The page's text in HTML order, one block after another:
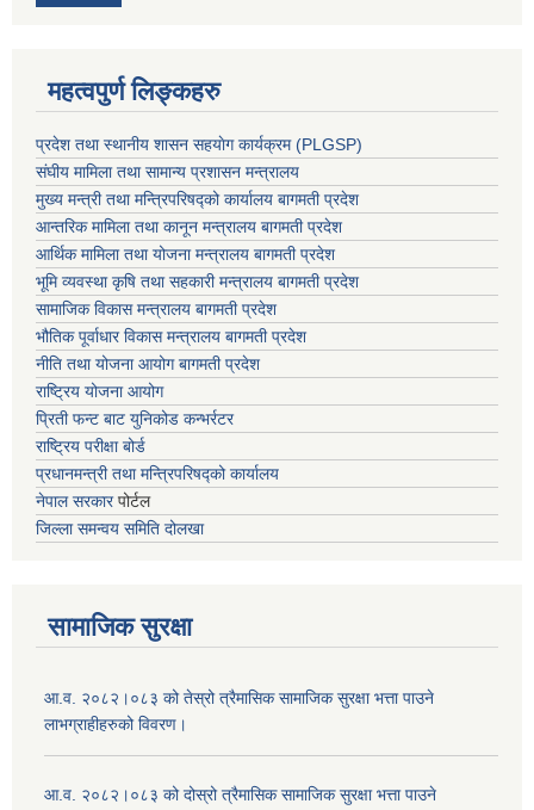
महत्वपुर्ण लिङ्कहरु
प्रदेश तथा स्थानीय शासन सहयाेग कार्यक्रम (PLGSP)
संघीय मामिला तथा सामान्य प्रशासन मन्त्रालय
मुख्य मन्त्री तथा मन्त्रिपरिषद्को कार्यालय बागमती प्रदेश
आन्तरिक मामिला तथा कानून मन्त्रालय बागमती प्रदेश
आर्थिक मामिला तथा योजना मन्त्रालय बागमती प्रदेश
भूमि व्यवस्था कृषि तथा सहकारी मन्त्रालय बागमती प्रदेश
सामाजिक विकास मन्त्रालय बागमती प्रदेश
भौतिक पूर्वाधार विकास मन्त्रालय बागमती प्रदेश
नीति तथा योजना आयोग बागमती प्रदेश
राष्ट्रिय योजना आयोग
प्रिती फन्ट बाट युनिकोड कन्भर्रटर
राष्ट्रिय परीक्षा बोर्ड
प्रधानमन्त्री तथा मन्त्रिपरिषद्को कार्यालय
नेपाल सरकारपोर्टल
जिल्ला समन्वय समिति दोलखा
सामाजिक सुरक्षा
आ.व. २०८२।०८३ को तेस्रो त्रैमासिक सामाजिक सुरक्षा भत्ता पाउने
लाभग्राहीहरुको विवरण।
आ.व. २०८२।०८३ को दोस्रो त्रैमासिक सामाजिक सुरक्षा भत्ता पाउने